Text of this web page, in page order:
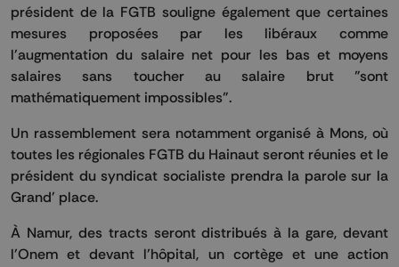
président de la FGTB souligne également que certaines
mesures proposées par les libéraux comme
l'augmentation du salaire net pour les bas et moyens
salaires sans toucher au salaire brut "sont
mathématiquement impossibles".
Un rassemblement sera notamment organisé à Mons, où
toutes les régionales FGTB du Hainaut seront réunies et le
président du syndicat socialiste prendra la parole sur la
Grand' place.
À Namur, des tracts seront distribués à la gare, devant
l'Onem et devant l'hôpital, un cortège et une action